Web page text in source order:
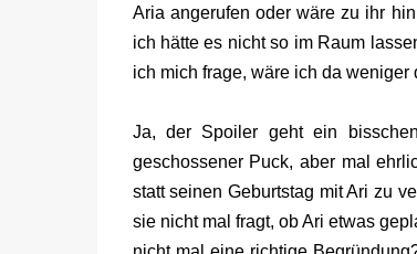
Aria angerufen oder wäre zu ihr
ich hätte es nicht so im Raum
ich mich frage, wäre ich da
Ja, der Spoiler geht ein
geschossener Puck, aber mal
statt seinen Geburtstag mit Ari zu
sie nicht mal fragt, ob Ari etwas